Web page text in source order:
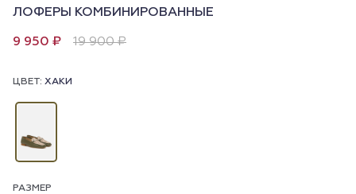
ЛОФЕРЫ КОМБИНИРОВАННЫЕ
9 950 ₽ 19 900 ₽
ЦВЕТ: ХАКИ
РАЗМЕР